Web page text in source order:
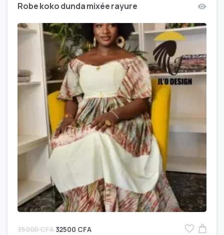
Robe koko dunda mixée rayure
35000CFA 32500 CFA